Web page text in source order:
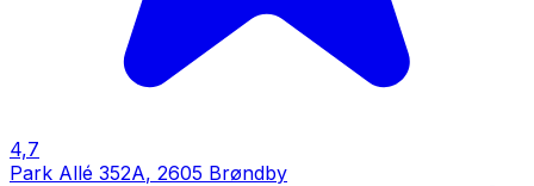
4,7
Park Allé 352A, 2605 Brøndby